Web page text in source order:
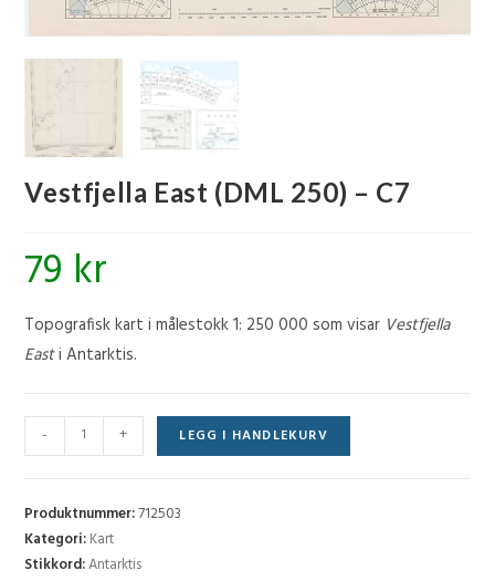
Vestfjella East (DML 250) – C7
79 kr
Topografisk kart i målestokk 1: 250 000 som visar Vestfjella
Easti Antarktis.
Vestfjella
East
250)
-
C7
- + LEGG I HANDLEKURV
Produktnummer:712503
Kategori:Kart
Stikkord:Antarktis